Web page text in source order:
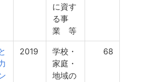
に資す
る事
業 等
2019
学校・
家庭・
地域の
68